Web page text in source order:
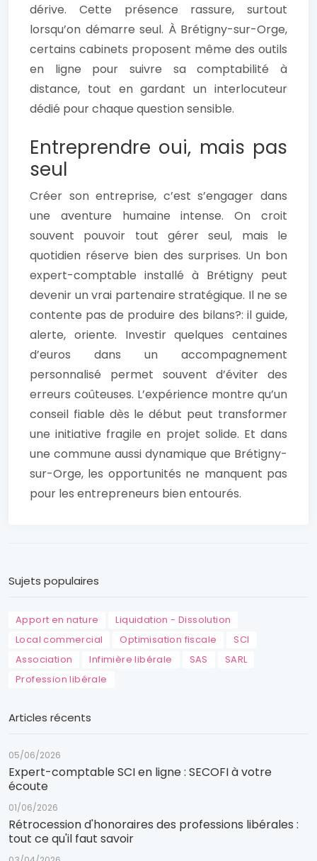
dérive. Cette présence rassure, surtout
lorsqu’on démarre seul. À Brétigny-sur-Orge,
certains cabinets proposent même des outils
en ligne pour suivre sa comptabilité à
distance, tout en gardant un interlocuteur
dédié pour chaque question sensible.
Entreprendre oui, mais pas
seul
Créer son entreprise, c’est s’engager dans
une aventure humaine intense. On croit
souvent pouvoir tout gérer seul, mais le
quotidien réserve bien des surprises. Un bon
expert-comptable installé à Brétigny peut
devenir un vrai partenaire stratégique. Il ne se
contente pas de produire des bilans?: il guide,
alerte, oriente. Investir quelques centaines
d’euros dans un accompagnement
personnalisé permet souvent d’éviter des
erreurs coûteuses. L’expérience montre qu’un
conseil fiable dès le début peut transformer
une initiative fragile en projet solide. Et dans
une commune aussi dynamique que Brétigny-
sur-Orge, les opportunités ne manquent pas
pour les entrepreneurs bien entourés.
Sujets populaires
Apport en nature
Liquidation - Dissolution
Local commercial
Optimisation fiscale
SCI
Association
Infimière libérale SAS
SARL
Profession libérale
Articles récents
05/06/2026
Expert-comptable SCI en ligne : SECOFI à votre
écoute
01/06/2026
Rétrocession d'honoraires des professions libérales :
tout ce qu'il faut savoir